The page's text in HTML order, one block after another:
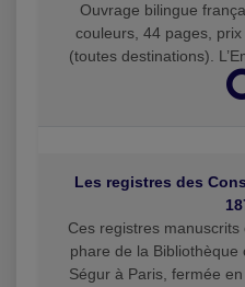
Ouvrage bilingue
couleurs, 44 pages,
(toutes destinations).
Les registres des
Ces registres
phare de la Bibliothèque
Ségur à Paris, fermée